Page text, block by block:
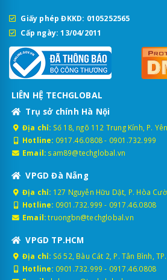
Giấy phép ĐKKD: 0105252565
Cấp ngày: 13/04/2011
LIÊN HỆ TECHGLOBAL
Trụ sở chính Hà Nội
Địa chỉ: Số 18, ngõ 112 Trung Kính, P.
Hotline: 0917.46.0808- 0901.732.999
Email: sam89@techglobal.vn
VPGD Đà Nẵng
Địa chỉ: 127 Nguyễn Hữu Dật, P. Hòa
Hotline: 0901.732.999 - 0917.46.0808
Email: truongbn@techglobal.vn
VPGD TP.HCM
Địa chỉ: Số 52, Bàu Cát 2, P. Tân Bình,
Hotline: 0901.732.999 - 0917.46.0808